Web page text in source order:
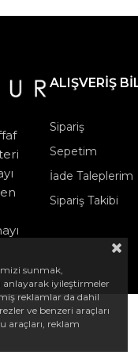
ALIŞVERİŞ
Sipariş
Sepetim
İade Taleplerim
Sipariş Takibi
sunmak,
anlayarak iyileştirmeler
reklamlar da dahil
ve benzeri araçları
araçları, reklam